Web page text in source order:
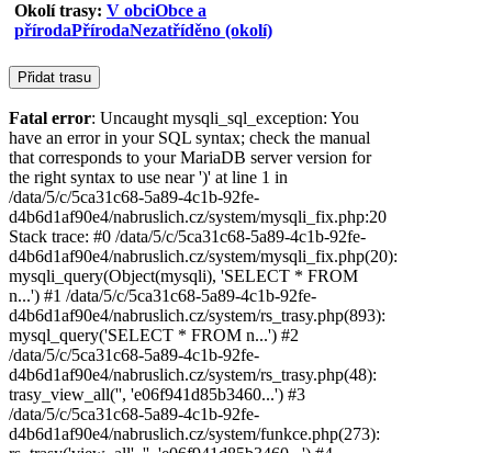
Okolí trasy: V obciObce a
přírodaPřírodaNezatříděno (okolí)
Fatal error: Uncaught mysqli_sql_exception: You
have an error in your SQL syntax; check the manual
that corresponds to your MariaDB server version for
the right syntax to use near ')' at line 1 in
/data/5/c/5ca31c68-5a89-4c1b-92fe-
d4b6d1af90e4/nabruslich.cz/system/mysqli_fix.php:20
Stack trace: #0 /data/5/c/5ca31c68-5a89-4c1b-92fe-
d4b6d1af90e4/nabruslich.cz/system/mysqli_fix.php(20):
mysqli_query(Object(mysqli), 'SELECT * FROM
n...') #1 /data/5/c/5ca31c68-5a89-4c1b-92fe-
d4b6d1af90e4/nabruslich.cz/system/rs_trasy.php(893):
mysql_query('SELECT * FROM n...') #2
/data/5/c/5ca31c68-5a89-4c1b-92fe-
d4b6d1af90e4/nabruslich.cz/system/rs_trasy.php(48):
trasy_view_all('', 'e06f941d85b3460...') #3
/data/5/c/5ca31c68-5a89-4c1b-92fe-
d4b6d1af90e4/nabruslich.cz/system/funkce.php(273):